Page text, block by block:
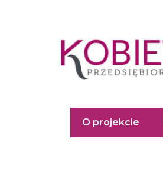
O projekcie